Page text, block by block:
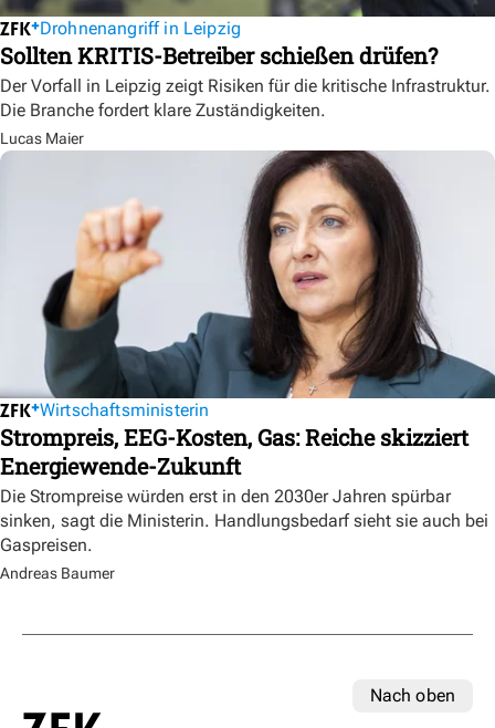
Drohnenangriff in Leipzig
Sollten KRITIS-Betreiber schießen drüfen?
Der Vorfall in Leipzig zeigt Risiken für die kritische Infrastruktur.
Die Branche fordert klare Zuständigkeiten.
Lucas Maier
Wirtschaftsministerin
Strompreis, EEG-Kosten, Gas: Reiche skizziert
Energiewende-Zukunft
Die Strompreise würden erst in den 2030er Jahren spürbar
sinken, sagt die Ministerin. Handlungsbedarf sieht sie auch bei
Gaspreisen.
Andreas Baumer
Nach oben